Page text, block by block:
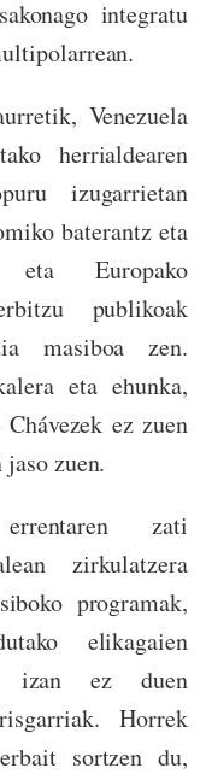
integratu
Venezuela
herrialdearen
izugarrietan
baterantz eta
Europako
publikoak
masiboa zen.
eta ehunka,
ez zuen
zuen.
zati
zirkulatzera
programak,
elikagaien
izan ez duen
Horrek
sortzen du,